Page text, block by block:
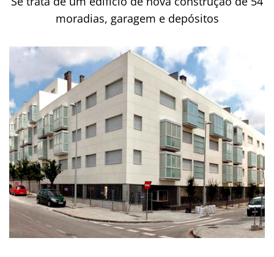
moradias, garagem e depósitos